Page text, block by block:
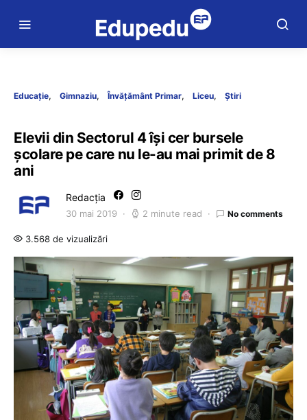
Educație Gimnaziu Învățământ Primar Liceu Știri
Elevii din Sectorul 4 își cer bursele
școlare pe care nu le-au mai primit de 8
ani
Redacția
30 mai 2019 2 minute read No comments
3.568 de vizualizări